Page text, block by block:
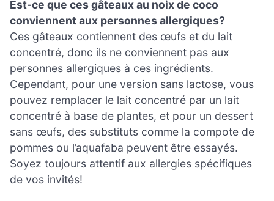
Est-ce que ces gâteaux au noix de coco
conviennent aux personnes allergiques?
Ces gâteaux contiennent des œufs et du lait
concentré, donc ils ne conviennent pas aux
personnes allergiques à ces ingrédients.
Cependant, pour une version sans lactose, vous
pouvez remplacer le lait concentré par un lait
concentré à base de plantes, et pour un dessert
sans œufs, des substituts comme la compote de
pommes ou l’aquafaba peuvent être essayés.
Soyez toujours attentif aux allergies spécifiques
de vos invités!